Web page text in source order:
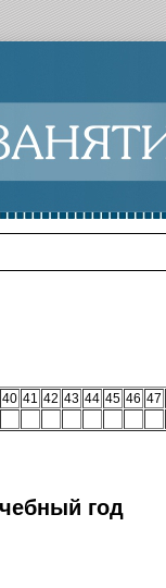
40 41 42 43 44 45 46 47
год